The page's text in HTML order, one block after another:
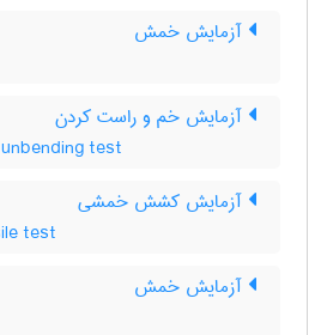
آزمایش خمش
آزمایش خم و راست کردن
test
آزمایش کشش خمشی
test
آزمایش خمش